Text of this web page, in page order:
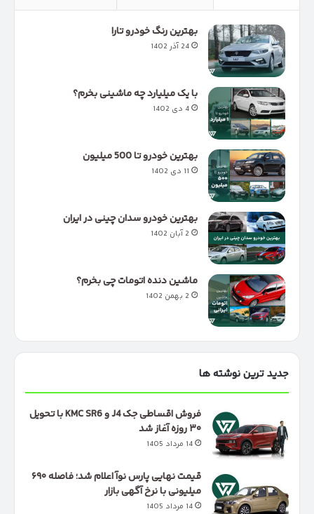
بهترین رنگ خودرو تارا
24 آذر 1402
با یک میلیارد چه ماشینی بخرم؟
4 دی 1402
بهترین خودرو تا 500 میلیون
11 دی 1402
بهترین خودرو سدان چینی در ایران
2 آبان 1402
ماشین دنده اتومات چی بخرم؟
2 بهمن 1402
جدید ترین نوشته ها
فروش اقساطی جک J4 و KMC SR6 با تحویل
۳۰ روزه آغاز شد
14 مرداد 1405
قیمت نهایی پارس نوآ اعلام شد؛ فاصله ۶۹۰
میلیونی با نرخ آگهی بازار
14 مرداد 1405